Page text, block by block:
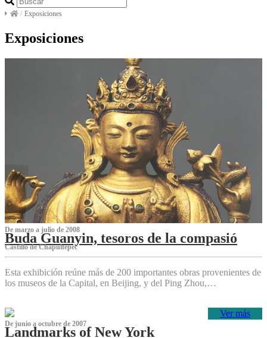
/ Exposiciones
Exposiciones
De marzo a julio de 2008
Buda Guanyin, tesoros de la compasió
Castillo de Chapultepec
Esta exhibición reúne más de 200 importantes obras provenientes de
los museos de la Capital, en Beijing, y del Ping Zhou,…
Ver más
De junio a octubre de 2007
Landmarks of New York